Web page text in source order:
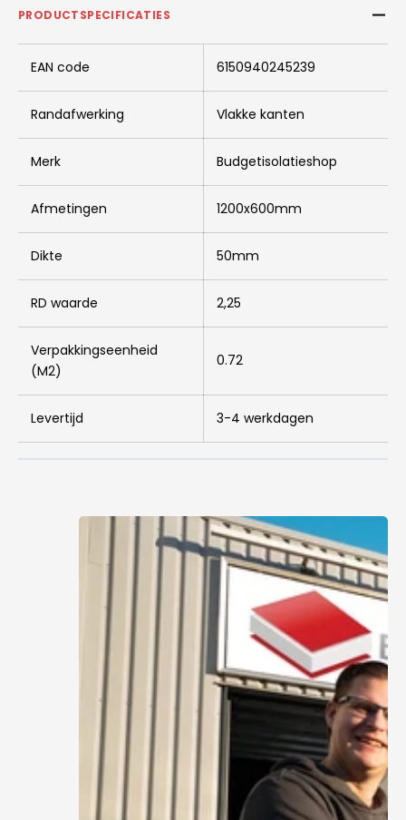
PRODUCTSPECIFICATIES
EAN code 6150940245239
Randafwerking Vlakke kanten
Merk Budgetisolatieshop
Afmetingen 1200x600mm
Dikte 50mm
RD waarde 2,25
Verpakkingseenheid
(M2)
0.72
Levertijd 3-4 werkdagen